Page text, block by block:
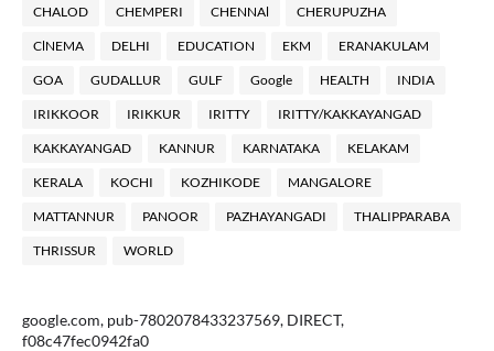
CHALOD CHEMPERI CHENNAl CHERUPUZHA
ClNEMA DELHI EDUCATION EKM ERANAKULAM
GOA GUDALLUR GULF Google HEALTH INDIA
IRIKKOOR IRIKKUR IRITTY IRITTY/KAKKAYANGAD
KAKKAYANGAD KANNUR KARNATAKA KELAKAM
KERALA KOCHI KOZHIKODE MANGALORE
MATTANNUR PANOOR PAZHAYANGADI THALIPPARABA
THRISSUR WORLD
google.com, pub-7802078433237569, DIRECT,
f08c47fec0942fa0